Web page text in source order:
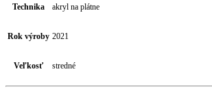
Technika akryl na plátne
Rok výroby 2021
Veľkosť stredné